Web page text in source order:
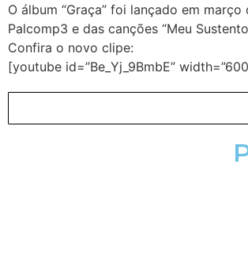
O álbum “Graça” foi lançado em
Palcomp3 e das canções “Meu
Confira o novo clipe:
[youtube id=”Be_Yj_9BmbE”